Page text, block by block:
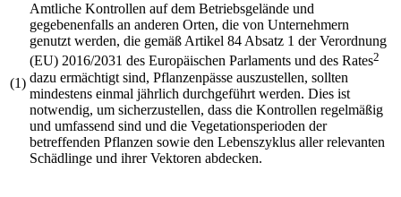
(1)
Amtliche Kontrollen auf dem Betriebsgelände und
gegebenenfalls an anderen Orten, die von Unternehmern
genutzt werden, die gemäß Artikel 84 Absatz 1 derVerordnung
(EU) 2016/2031 des Europäischen Parlaments und des Rates2
dazu ermächtigt sind, Pflanzenpässe auszustellen, sollten
mindestens einmal jährlich durchgeführt werden. Dies ist
notwendig, um sicherzustellen, dass die Kontrollen regelmäßig
und umfassend sind und die Vegetationsperioden der
betreffenden Pflanzen sowie den Lebenszyklus aller relevanten
Schädlinge und ihrer Vektoren abdecken.